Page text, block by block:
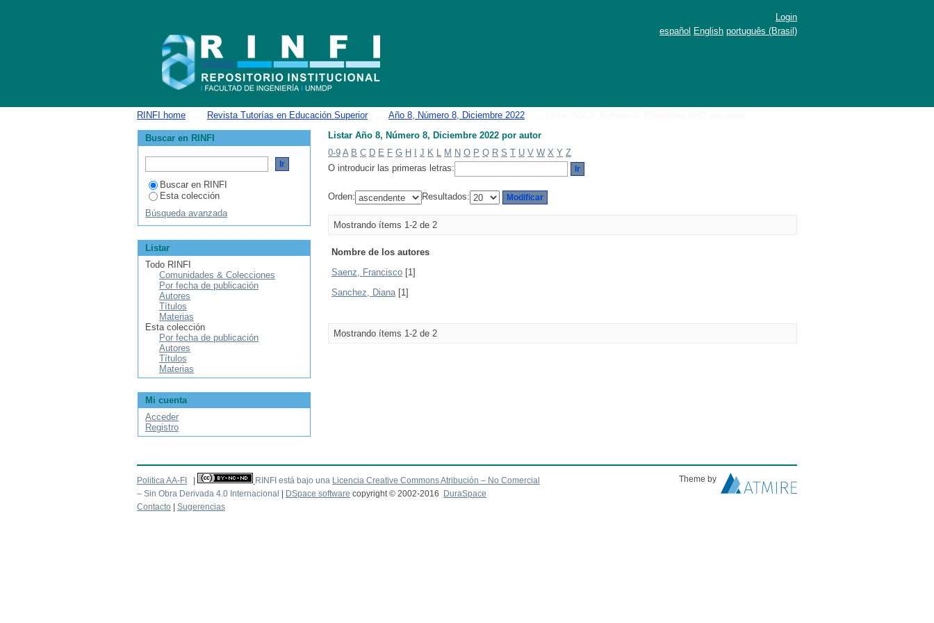
Login
español English português (Brasil)
RINFI home Revista Tutorías en Educación Superior Año 8, Número 8, Diciembre 2022
Listar Año 8, Número 8, Diciembre 2022 por autor
0-9 A B C D E F G H J K L M N O P Q R S T U V W X Y Z
O introducir las primeras letras:
Orden: Resultados:
Mostrando ítems 1-2 de 2
Nombre de los autores
Saenz, Francisco [1]
Sanchez, Diana[1]
Mostrando ítems 1-2 de 2
Buscar en RINFI
Buscar en RINFI
Esta colección
Búsqueda avanzada
Listar
Todo RINFI
Comunidades & Colecciones
Por fecha de publicación
Autores
Títulos
Materias
Esta colección
Por fecha de publicación
Autores
Títulos
Materias
Mi cuenta
Acceder
Registro
Politica AA-FI RINFI está bajo una Licencia Creative Commons Atribución – No Comercial
– Sin Obra Derivada 4.0 Internacional
DSpace software copyright © 2002-2016 DuraSpace
Theme by
Contacto Sugerencias